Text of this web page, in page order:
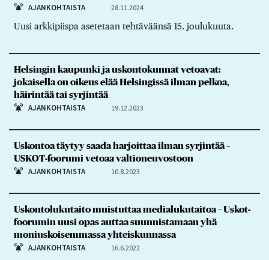
AJANKOHTAISTA 28.11.2024
Uusi arkkipiispa asetetaan tehtäväänsä 15. joulukuuta.
Helsingin kaupunki ja uskontokunnat vetoavat:
jokaisella on oikeus elää Helsingissä ilman pelkoa,
häirintää tai syrjintää
AJANKOHTAISTA 19.12.2023
Uskontoa täytyy saada harjoittaa ilman syrjintää –
USKOT-foorumi vetoaa valtioneuvostoon
AJANKOHTAISTA 10.8.2023
Uskontolukutaito muistuttaa medialukutaitoa – Uskot-
foorumin uusi opas auttaa suunnistamaan yhä
moniuskoisemmassa yhteiskunnassa
AJANKOHTAISTA 16.6.2022